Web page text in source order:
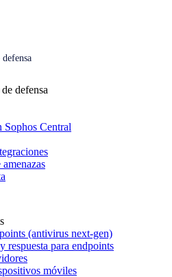
defensa
Sophos Central
(antivirus next-gen)
respuesta para endpoints
móviles